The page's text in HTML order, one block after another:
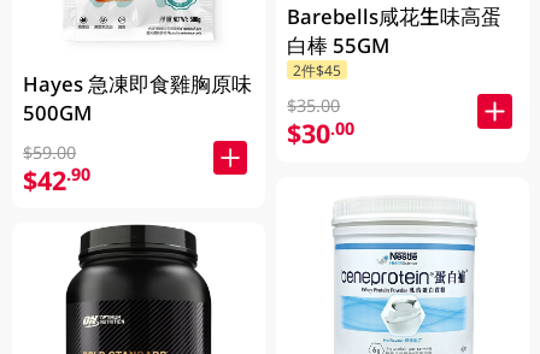
Hayes 急凍即食雞胸原味
500GM
$59.00
$42.90
Barebells咸花生味高蛋
白棒 55GM
2件$45
$35.00
$30.00